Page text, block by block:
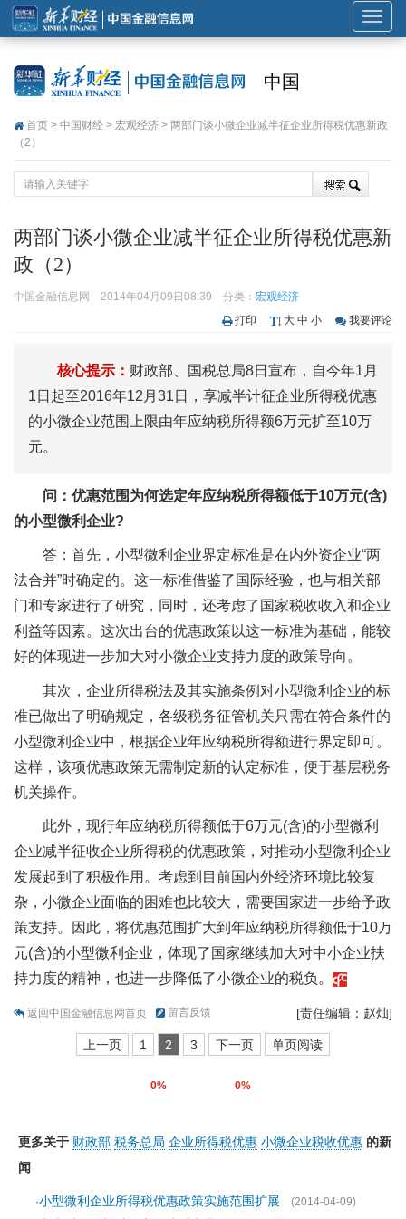
展
开
导
中国
首页 > 中国财经 > 宏观经济 > 两部门谈小微企业减半征企业所得税优惠新政
（2）
两部门谈小微企业减半征企业所得税优惠新
政（2）
中国金融信息网 2014年04月09日08:39 分类： 宏观经济
打印
大 中 小 我要评论
核心提示： 财政部、国税总局8日宣布，自今年1月
1日起至2016年12月31日，享减半计征企业所得税优惠
的小微企业范围上限由年应纳税所得额6万元扩至10万
元。
问：优惠范围为何选定年应纳税所得额低于10万元(含)
的小型微利企业?
答：首先，小型微利企业界定标准是在内外资企业“两
法合并”时确定的。这一标准借鉴了国际经验，也与相关部
门和专家进行了研究，同时，还考虑了国家税收收入和企业
利益等因素。这次出台的优惠政策以这一标准为基础，能较
好的体现进一步加大对小微企业支持力度的政策导向。
其次，企业所得税法及其实施条例对小型微利企业的标
准已做出了明确规定，各级税务征管机关只需在符合条件的
小型微利企业中，根据企业年应纳税所得额进行界定即可。
这样，该项优惠政策无需制定新的认定标准，便于基层税务
机关操作。
此外，现行年应纳税所得额低于6万元(含)的小型微利
企业减半征收企业所得税的优惠政策，对推动小型微利企业
发展起到了积极作用。考虑到目前国内外经济环境比较复
杂，小微企业面临的困难也比较大，需要国家进一步给予政
策支持。因此，将优惠范围扩大到年应纳税所得额低于10万
元(含)的小型微利企业，体现了国家继续加大对中小企业扶
持力度的精神，也进一步降低了小微企业的税负。
返回中国金融信息网首页 留言反馈 [责任编辑：赵灿]
上一页 1 2 3 下一页 单页阅读
0% 0%
更多关于 财政部 税务总局 企业所得税优惠 小微企业税收优惠 的新
闻
·小型微利企业所得税优惠政策实施范围扩展 (2014-04-09)